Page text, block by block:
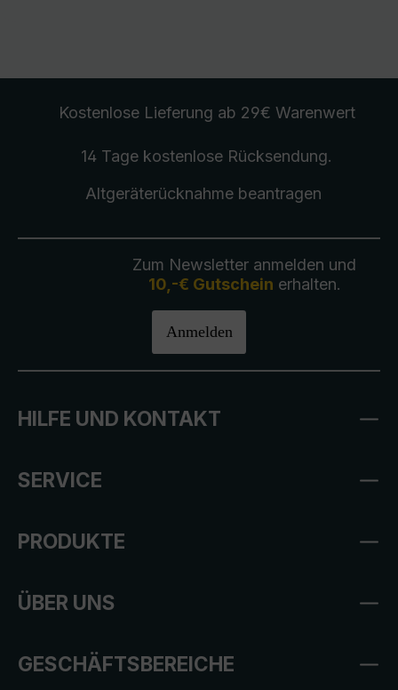
Kostenlose Lieferung ab 29€ Warenwert
14 Tage kostenlose Rücksendung.
Altgeräterücknahmebeantragen
Zum Newsletter anmelden und
10,-€ Gutschein erhalten.
Anmelden
HILFE UND KONTAKT
SERVICE
PRODUKTE
ÜBER UNS
GESCHÄFTSBEREICHE